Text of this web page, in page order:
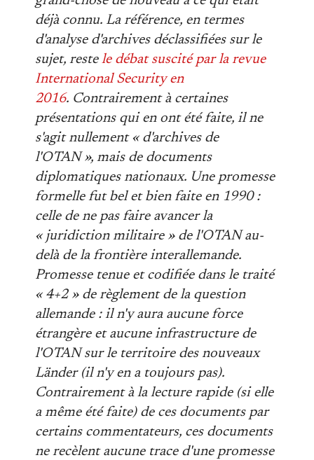
déjà connu. La référence, en termes
d'analyse d'archives déclassifiées sur le
sujet, reste le débat suscité par la revue
International Security en
2016. Contrairement à certaines
présentations qui en ont été faite, il ne
s'agit nullement « d'archives de
l'OTAN », mais de documents
diplomatiques nationaux. Une promesse
formelle fut bel et bien faite en 1990 :
celle de ne pas faire avancer la
« juridiction militaire » de l'OTAN au-
delà de la frontière interallemande.
Promesse tenue et codifiée dans le traité
« 4+2 » de règlement de la question
allemande : il n'y aura aucune force
étrangère et aucune infrastructure de
l'OTAN sur le territoire des nouveaux
Länder (il n'y en a toujours pas).
Contrairement à la lecture rapide (si elle
a même été faite) de ces documents par
certains commentateurs, ces documents
ne recèlent aucune trace d'une promesse